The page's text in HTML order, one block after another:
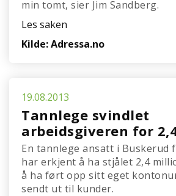
min tomt, sier Jim Sandberg.
Les saken
Kilde: Adressa.no
19.08.2013
Tannlege svindlet
arbeidsgiveren for
En tannlege ansatt i Buskerud
har erkjent å ha stjålet 2,4
å ha ført opp sitt eget
sendt ut til kunder.